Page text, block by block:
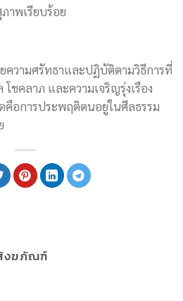
าพเรียบร้อย
ความศรัทธาและปฏิบัติตามวิธีการที่
ชคลาภ และความเจริญรุ่งเรือง
คือการประพฤติตนอยู่ในศีลธรรม
งฆภัณฑ์